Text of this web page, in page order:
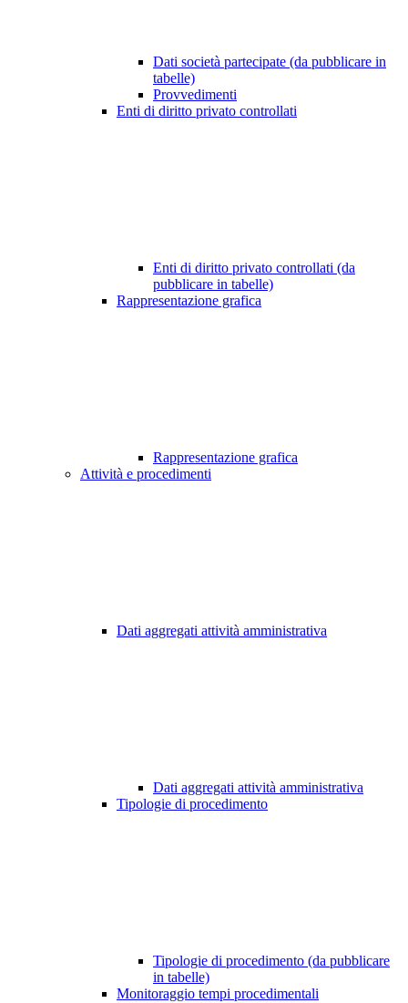
Dati società partecipate (da pubblicare in
tabelle)
Provvedimenti
Enti di diritto privato controllati
Enti di diritto privato controllati (da
pubblicare in tabelle)
Rappresentazione grafica
Rappresentazione grafica
Attività e procedimenti
Dati aggregati attività amministrativa
Dati aggregati attività amministrativa
Tipologie di procedimento
Tipologie di procedimento (da pubblicare
in tabelle)
Monitoraggio tempi procedimentali